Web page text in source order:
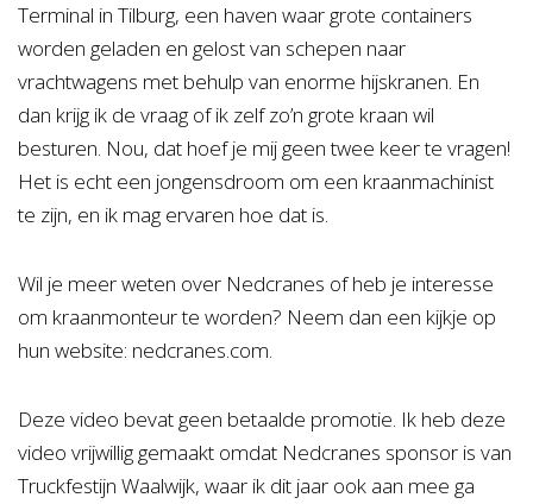
Terminal in Tilburg, een haven waar grote containers
worden geladen en gelost van schepen naar
vrachtwagens met behulp van enorme hijskranen. En
dan krijg ik de vraag of ik zelf zo’n grote kraan wil
besturen. Nou, dat hoef je mij geen twee keer te vragen!
Het is echt een jongensdroom om een kraanmachinist
te zijn, en ik mag ervaren hoe dat is.
Wil je meer weten over Nedcranes of heb je interesse
om kraanmonteur te worden? Neem dan een kijkje op
hun website: nedcranes.com.
Deze video bevat geen betaalde promotie. Ik heb deze
video vrijwillig gemaakt omdat Nedcranes sponsor is van
Truckfestijn Waalwijk, waar ik dit jaar ook aan mee ga